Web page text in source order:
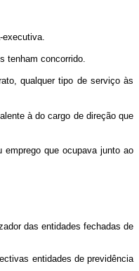
executiva.
tenham concorrido.
qualquer tipo de serviço às
à do cargo de direção que
que ocupava junto ao
das entidades fechadas de
entidades de previdência